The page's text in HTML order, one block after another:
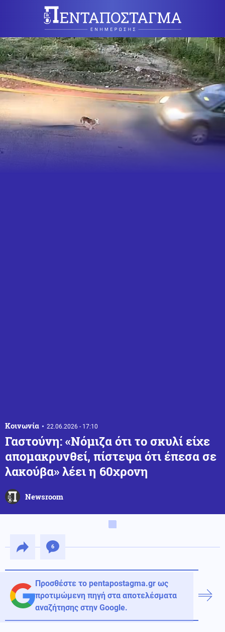
Κοινωνία 22.06.2026 - 17:10
Γαστούνη: «Νόμιζα ότι το σκυλί είχε
απομακρυνθεί, πίστεψα ότι έπεσα σε
λακούβα» λέει η 60χρονη
Newsroom
6
Προσθέστε το pentapostagma.gr ως
προτιμώμενη πηγή στα αποτελέσματα
αναζήτησης στην Google.